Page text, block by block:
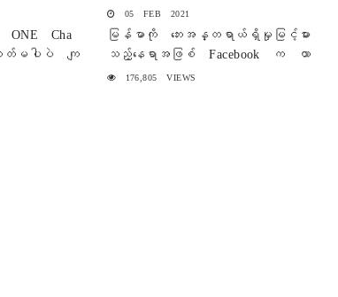
ONE Cha
တ်မပါပဲ ကျ
05 FEB 2021
မြန်မာကို ဘေးအန္တရာယ်ရှိမှုမြင့်မား
သည့်နေရာအဖြစ် Facebook က ယာ
ယီသတ်မှတ်
176,805 VIEWS